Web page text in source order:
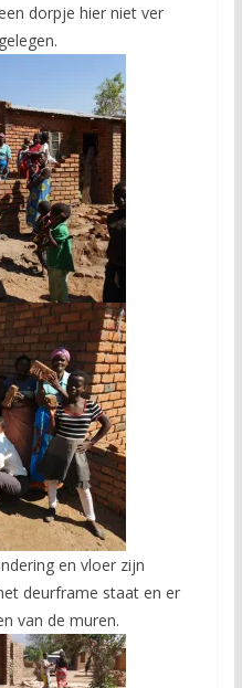
dorpje hier niet ver
en vloer zijn
deurframe staat en er
van de muren.